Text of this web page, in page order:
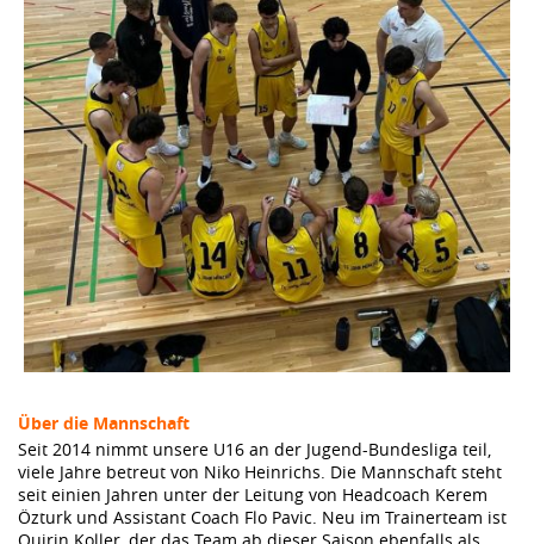
Über die Mannschaft
Seit 2014 nimmt unsere U16 an der Jugend-Bundesliga teil,
viele Jahre betreut von Niko Heinrichs. Die Mannschaft steht
seit einien Jahren unter der Leitung von Headcoach Kerem
Özturk und Assistant Coach Flo Pavic. Neu im Trainerteam ist